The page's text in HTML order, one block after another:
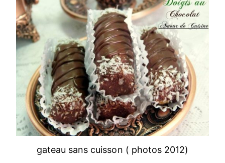
gateau sans cuisson ( photos 2012)